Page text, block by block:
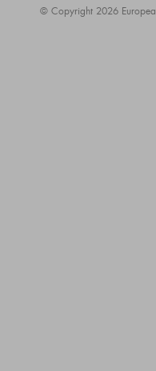
© Copyright 2026